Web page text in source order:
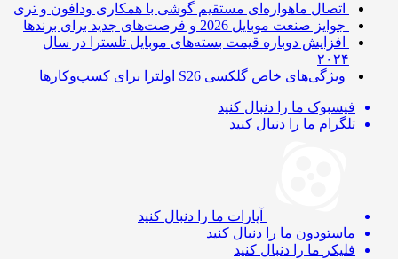
اتصال ماهواره‌ای مستقیم گوشی‌ با همکاری ودافون و تری
جوایز صنعت موبایل 2026 و فرصت‌های جدید برای برندها
افزایش دوباره قیمت بسته‌های موبایل تلسترا در سال
۲۰۲۴
ویژگی‌های خاص گلکسی S26 اولترا برای کسب‌وکارها
فیسبوک ما را دنبال کنید
تلگرام ما را دنبال کنید
آپارات ما را دنبال کنید
ماستودون ما را دنبال کنید
فلیکر ما را دنبال کنید